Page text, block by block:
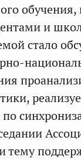
и
стало
тему